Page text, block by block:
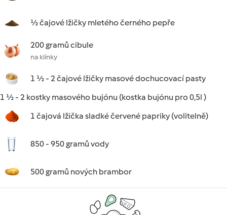
½ čajové lžičky mletého černého pepře
200 gramů cibule
na klínky
1 ½ - 2 čajové lžičky masové dochucovací pasty
1 ½ - 2 kostky masového bujónu (kostka bujónu pro 0,5l )
1 čajová lžička sladké červené papriky (volitelně)
850 - 950 gramů vody
500 gramů nových brambor